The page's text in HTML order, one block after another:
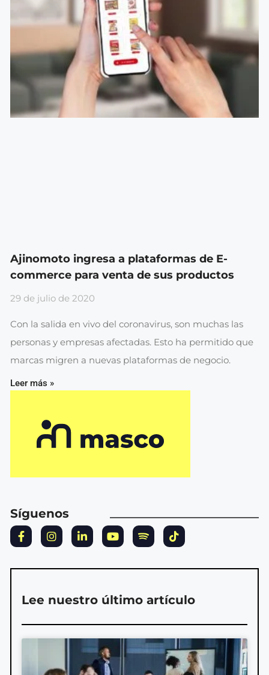
Ajinomoto ingresa a plataformas de E-
commerce para venta de sus productos
29 de julio de 2020
Con la salida en vivo del coronavirus, son muchas las
personas y empresas afectadas. Esto ha permitido que
marcas migren a nuevas plataformas de negocio.
Leer más »
Síguenos
Lee nuestro último artículo